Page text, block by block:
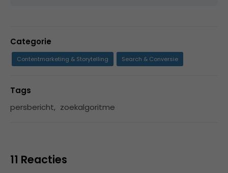
Categorie
Contentmarketing & Storytelling Search & Conversie
Tags
persbericht, zoekalgoritme
11 Reacties